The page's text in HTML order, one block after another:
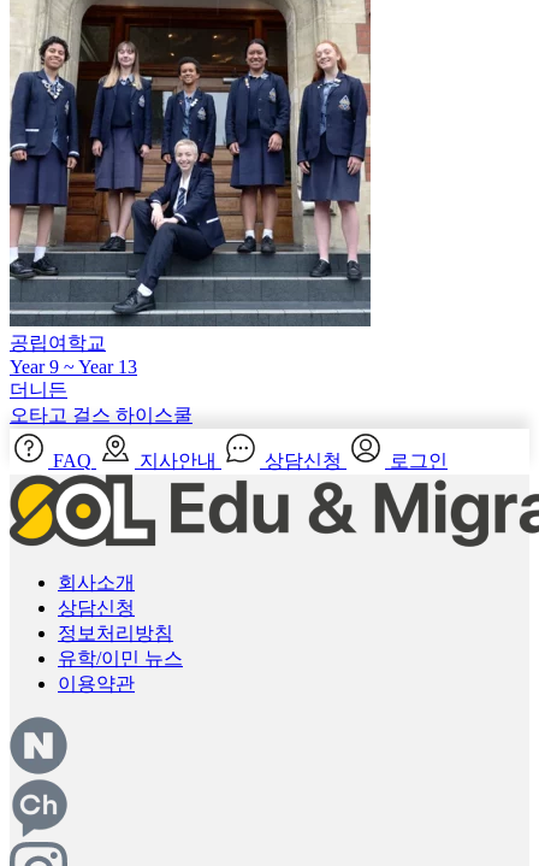
공립여학교
Year 9 ~ Year 13
더니든
오타고 걸스 하이스쿨
FAQ 지사안내 상담신청 로그인
상담신청
정보처리방침
유학/이민 뉴스
이용약관